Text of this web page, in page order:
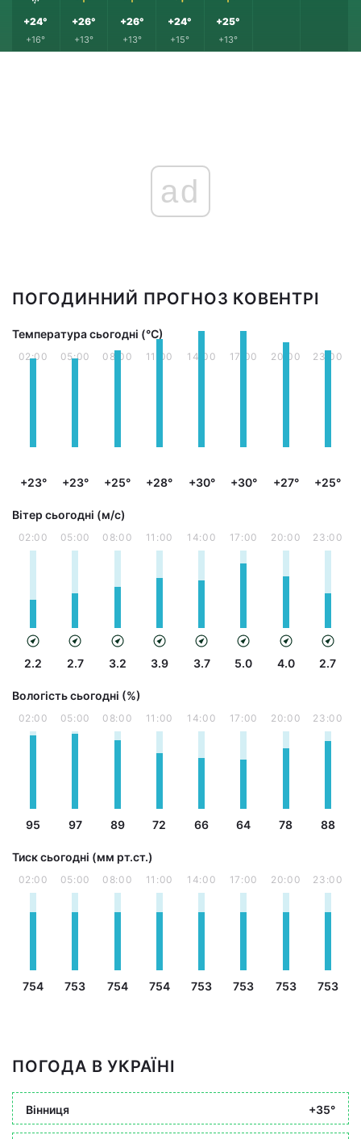
+24°
+16°
+26°
+13°
+26°
+13°
+24°
+15°
+25°
+13°
ad
ПОГОДИННИЙ ПРОГНОЗ КОВЕНТРІ
Температура сьогодні (°С)
02:00
+23°
05:00
+23°
08:00
+25°
11:00
+28°
14:00
+30°
17:00
+30°
20:00
+27°
23:00
+25°
Вітер сьогодні (м/с)
02:00
2.2
05:00
2.7
08:00
3.2
11:00
3.9
14:00
3.7
17:00
5.0
20:00
4.0
23:00
2.7
Вологість сьогодні (%)
02:00
95
05:00
97
08:00
89
11:00
72
14:00
66
17:00
64
20:00
78
23:00
88
Тиск сьогодні (мм рт.ст.)
02:00
754
05:00
753
08:00
754
11:00
754
14:00
753
17:00
753
20:00
753
23:00
753
ПОГОДА В УКРАЇНІ
Вінниця +35°